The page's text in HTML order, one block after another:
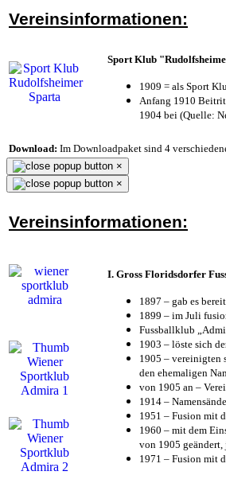
Vereinsinformationen:
Sport Klub
1909 = als Sport
Anfang 1910
1904 bei (Quelle:
Download: Im Downloadpaket sind 4
×
×
Vereinsinformationen:
I. Gross Floridsdorfer
1897 – gab es
1899 – im Juli
Fussballklub
1903 – löste sich
1905 – vereinigten
den ehemaligen
von 1905 an –
1914 –
1951 – Fusion mit
1960 – mit dem
von 1905
1971 – Fusion mit